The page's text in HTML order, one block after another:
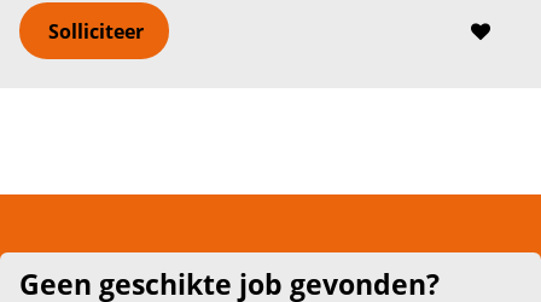
Solliciteer
Geen geschikte job gevonden?